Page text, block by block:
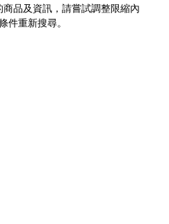
品及資訊，請嘗試調整限縮內
件重新搜尋。